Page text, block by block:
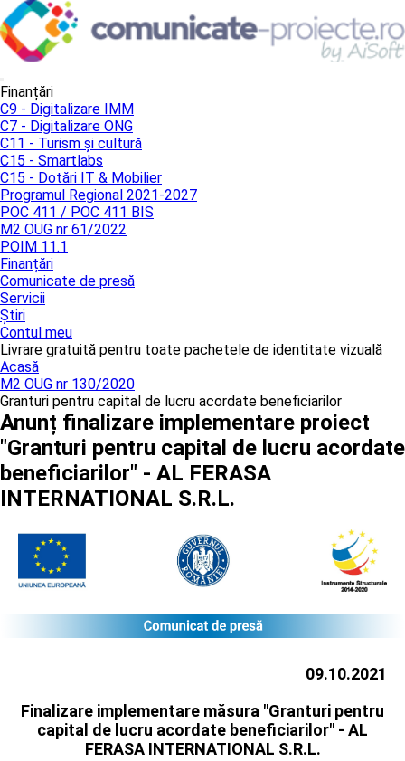
Finanțări
C9 - Digitalizare IMM
C7 - Digitalizare ONG
C11 - Turism și cultură
C15 - Smartlabs
C15 - Dotări IT & Mobilier
Programul Regional 2021-2027
POC 411 / POC 411 BIS
M2 OUG nr 61/2022
POIM 11.1
Finanțări
Comunicate de presă
Servicii
Știri
Contul meu
Livrare gratuită pentru toate pachetele de identitate vizuală
Acasă
M2 OUG nr 130/2020
Granturi pentru capital de lucru acordate beneficiarilor
Anunț finalizare implementare proiect
"Granturi pentru capital de lucru acordate
beneficiarilor" - AL FERASA
INTERNATIONAL S.R.L.
09.10.2021
Finalizare implementare măsura "Granturi pentru
capital de lucru acordate beneficiarilor" - AL
FERASA INTERNATIONAL S.R.L.